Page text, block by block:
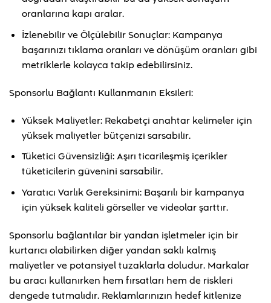
oranlarına kapı aralar.
İzlenebilir ve Ölçülebilir Sonuçlar: Kampanya
başarınızı tıklama oranları ve dönüşüm oranları gibi
metriklerle kolayca takip edebilirsiniz.
Sponsorlu Bağlantı Kullanmanın Eksileri:
Yüksek Maliyetler: Rekabetçi anahtar kelimeler için
yüksek maliyetler bütçenizi sarsabilir.
Tüketici Güvensizliği: Aşırı ticarileşmiş içerikler
tüketicilerin güvenini sarsabilir.
Yaratıcı Varlık Gereksinimi: Başarılı bir kampanya
için yüksek kaliteli görseller ve videolar şarttır.
Sponsorlu bağlantılar bir yandan işletmeler için bir
kurtarıcı olabilirken diğer yandan saklı kalmış
maliyetler ve potansiyel tuzaklarla doludur. Markalar
bu aracı kullanırken hem fırsatları hem de riskleri
dengede tutmalıdır. Reklamlarınızın hedef kitlenize